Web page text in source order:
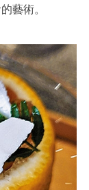
藝術。